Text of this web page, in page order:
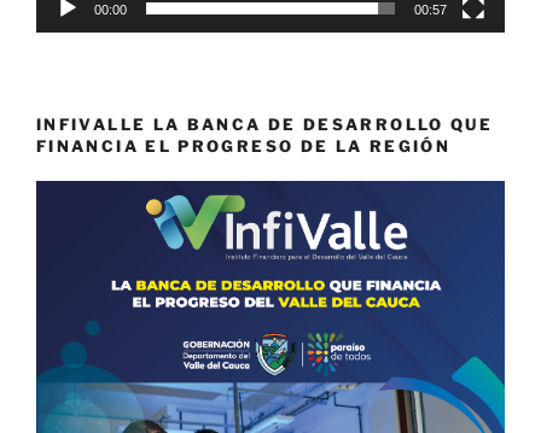
00:00 00:57
INFIVALLE LA BANCA DE DESARROLLO QUE
FINANCIA EL PROGRESO DE LA REGIÓN